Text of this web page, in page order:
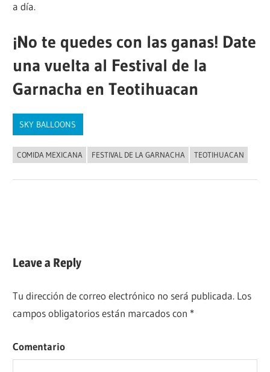
a día.
¡No te quedes con las ganas! Date
una vuelta al Festival de la
Garnacha en Teotihuacan
SKY BALLOONS
COMIDA MEXICANA FESTIVAL DE LA GARNACHA TEOTIHUACAN
Leave a Reply
Tu dirección de correo electrónico no será publicada. Los
campos obligatorios están marcados con *
Comentario